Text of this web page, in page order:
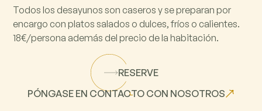
Todos los desayunos son caseros y se preparan por
encargo con platos salados o dulces, fríos o calientes.
18€/persona además del precio de la habitación.
RESERVE
PÓNGASE EN CONTACTO CON NOSOTROS